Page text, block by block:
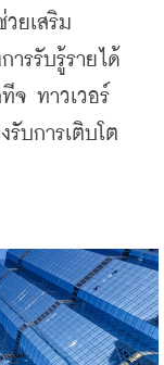
ยเสริม
รรับรู้รายได้
จ ทาวเวอร์
บการเติบโต